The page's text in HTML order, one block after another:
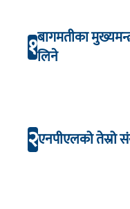
१बागमतीका
लिने
२एनपीएलको तेस्रो